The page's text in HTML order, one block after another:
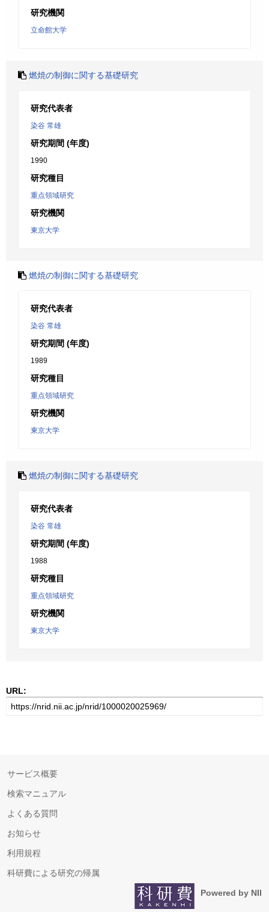
研究機関
立命館大学
燃焼の制御に関する基礎研究
研究代表者
染谷 常雄
研究期間 (年度)
1990
研究種目
重点領域研究
研究機関
東京大学
燃焼の制御に関する基礎研究
研究代表者
染谷 常雄
研究期間 (年度)
1989
研究種目
重点領域研究
研究機関
東京大学
燃焼の制御に関する基礎研究
研究代表者
染谷 常雄
研究期間 (年度)
1988
研究種目
重点領域研究
研究機関
東京大学
URL:
サービス概要
検索マニュアル
よくある質問
お知らせ
利用規程
科研費による研究の帰属
Powered by NII